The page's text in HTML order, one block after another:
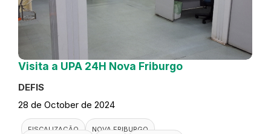
Visita a UPA 24H Nova Friburgo
DEFIS
28 de October de 2024
FISCALIZAÇÃO
NOVA FRIBURGO